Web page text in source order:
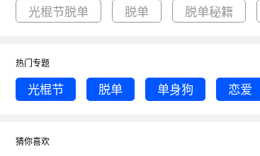
光棍节脱单 脱单 脱单秘籍
热门专题
光棍节 脱单 单身狗 恋爱
猜你喜欢